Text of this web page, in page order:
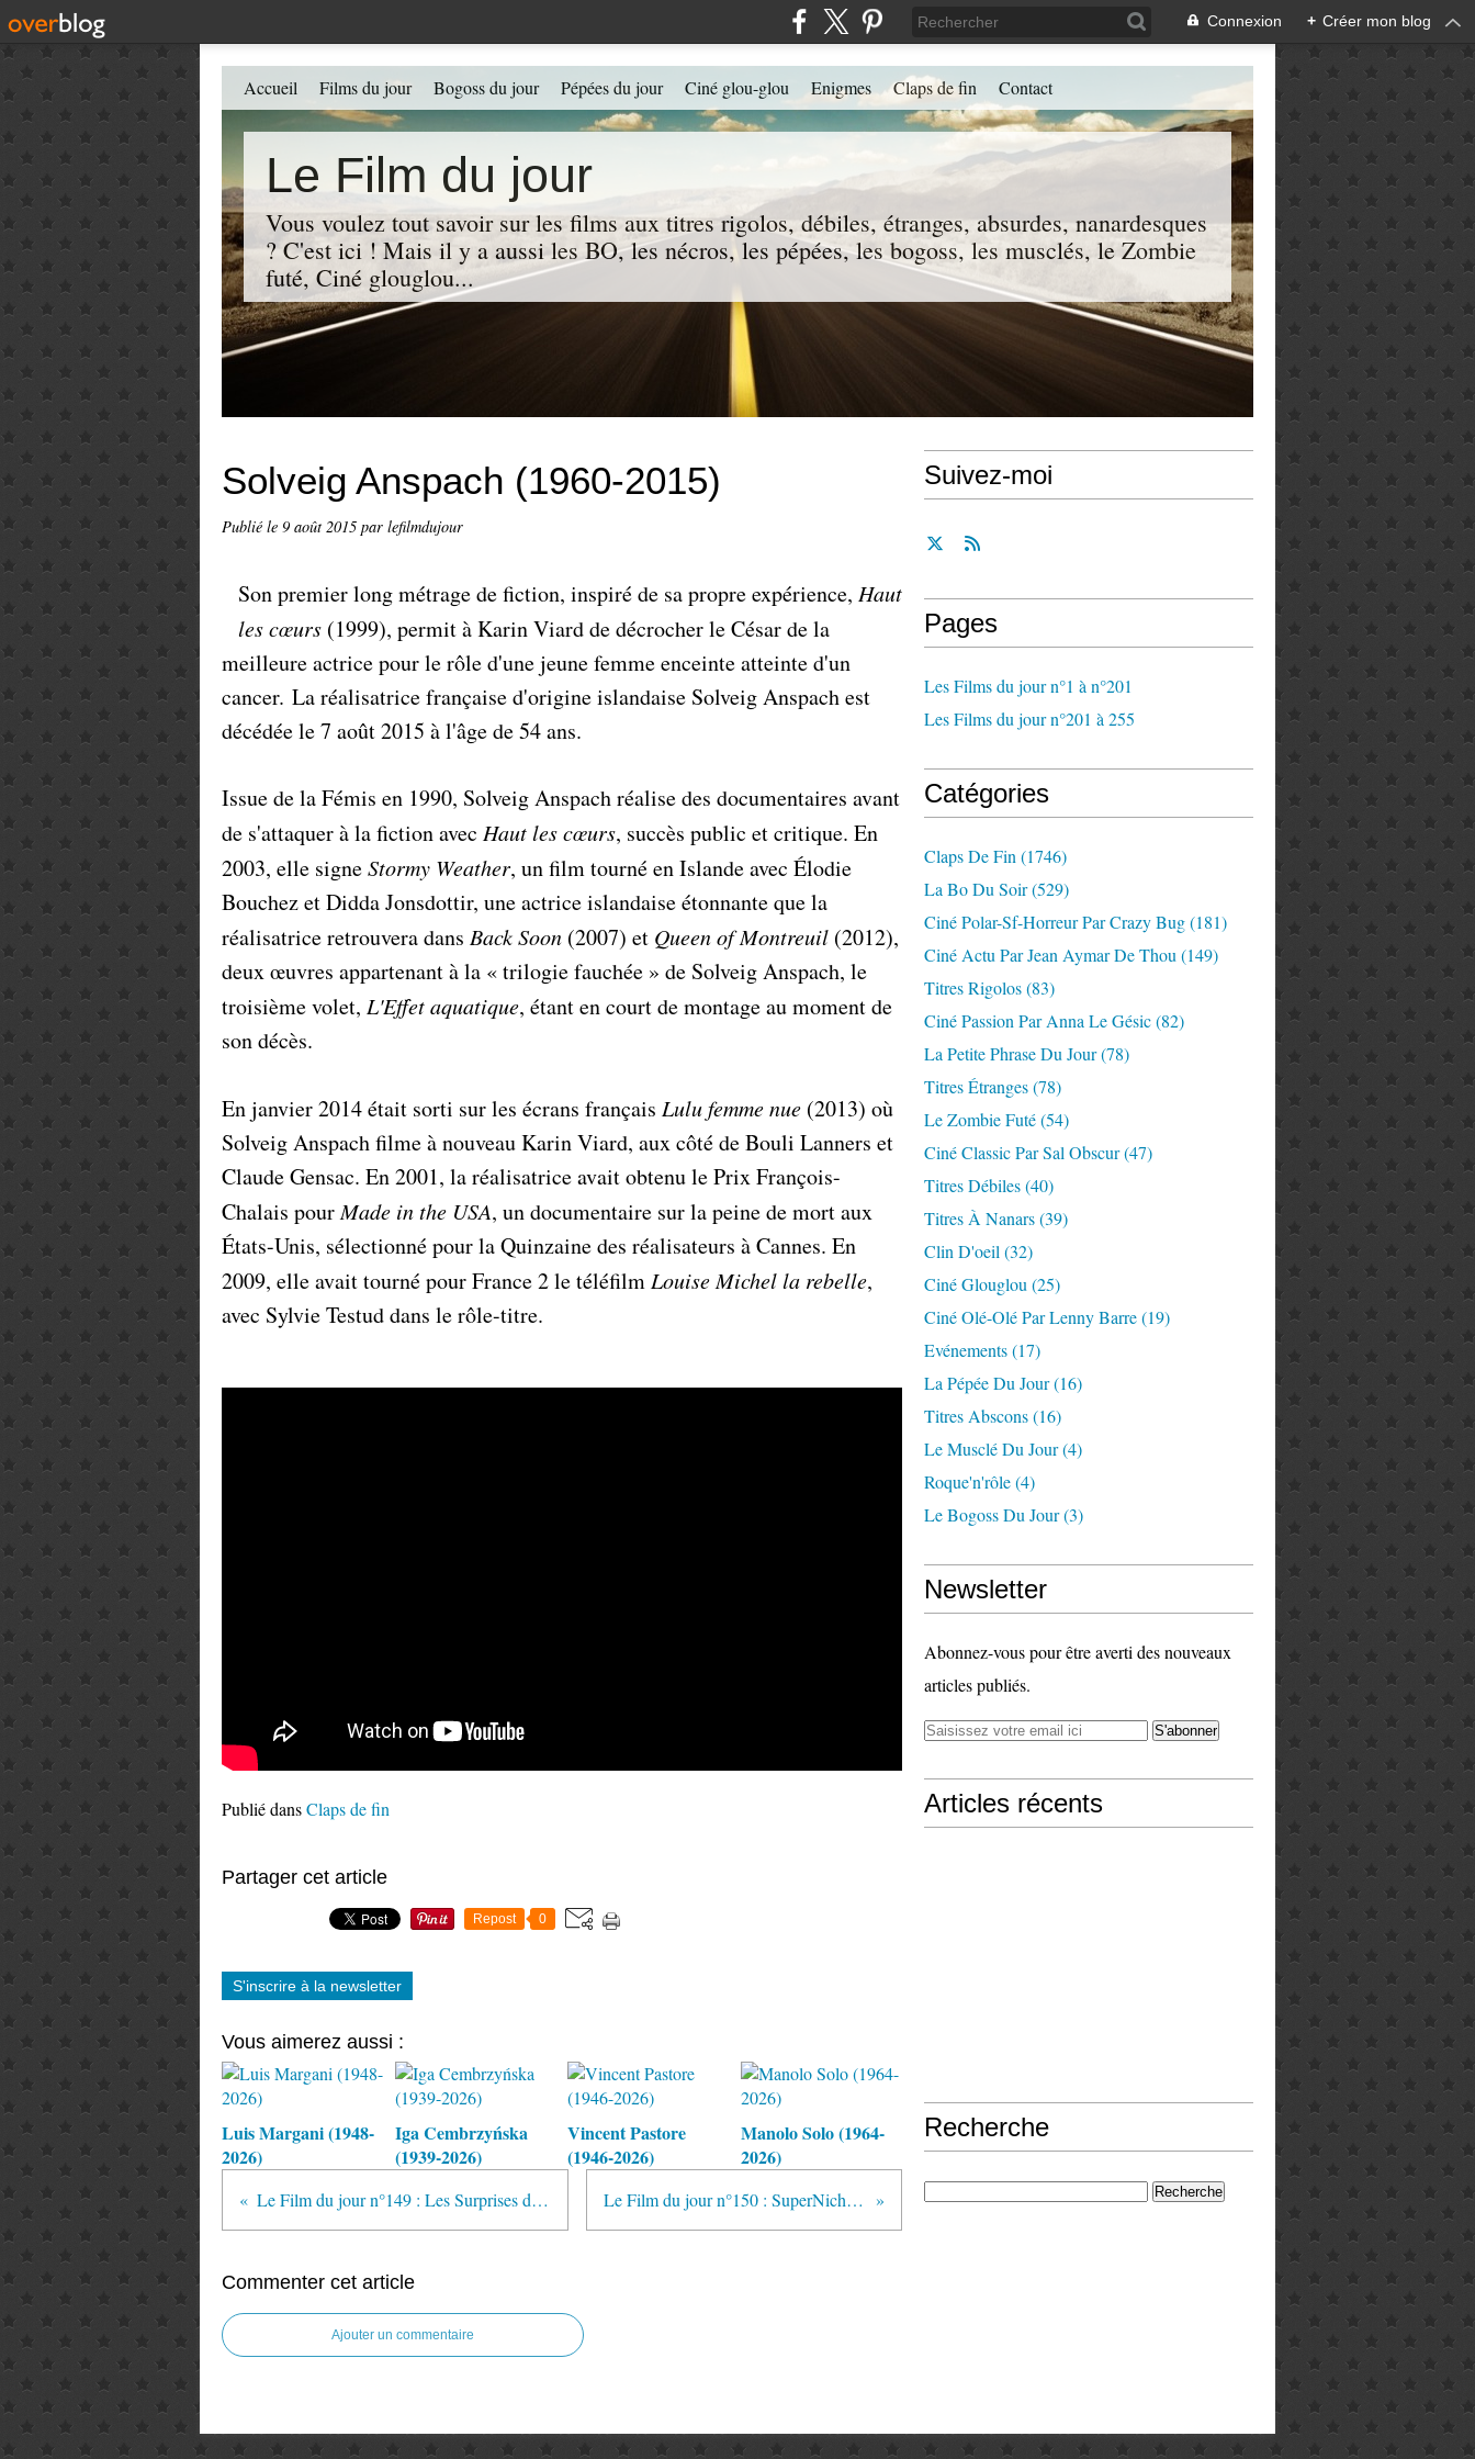
Connexion + Créer mon blog
Le Film du jour
Vous voulez tout savoir sur les films aux titres rigolos, débiles, étranges, absurdes, nanardesques
? C'est ici ! Mais il y a aussi les BO, les nécros, les pépées, les bogoss, les musclés, le Zombie
futé, Ciné glouglou...
Accueil Films du jour Bogoss du jour Pépées du jour Ciné glou-glou Enigmes Claps de fin Contact
Solveig Anspach (1960-2015)
Publié le 9 août 2015 par lefilmdujour
Son premier long métrage de fiction, inspiré de sa propre expérience, Haut
les cœurs (1999), permit à Karin Viard de décrocher le César de la
meilleure actrice pour le rôle d'une jeune femme enceinte atteinte d'un
cancer. La réalisatrice française d'origine islandaise Solveig Anspach est
décédée le 7 août 2015 à l'âge de 54 ans.
Issue de la Fémis en 1990, Solveig Anspach réalise des documentaires avant
de s'attaquer à la fiction avec Haut les cœurs, succès public et critique. En
2003, elle signeStormy Weather, un film tourné en Islande avec Élodie
Bouchez et Didda Jonsdottir, une actrice islandaise étonnante que la
réalisatrice retrouvera dans Back Soon (2007) et Queen of Montreuil (2012),
deux œuvres appartenant à la « trilogie fauchée » de Solveig Anspach, le
troisième volet, L'Effet aquatique, étant en court de montage au moment de
son décès.
En janvier 2014 était sorti sur les écrans français Lulu femme nue (2013) où
Solveig Anspach filme à nouveau Karin Viard, aux côté de Bouli Lanners et
Claude Gensac. En 2001, la réalisatrice avait obtenu le Prix François-
Chalais pourMade in the USA, un documentaire sur la peine de mort aux
États-Unis, sélectionné pour la Quinzaine des réalisateurs à Cannes. En
2009, elle avait tourné pour France 2 le téléfilm Louise Michel la rebelle,
avec Sylvie Testud dans le rôle-titre.
Publié dansClaps de fin
Partager cet article
Repost 0
S'inscrire à la newsletter
Vous aimerez aussi :
Luis Margani (1948-
2026)
Iga Cembrzyńska
(1939-2026)
Vincent Pastore
(1946-2026)
Manolo Solo (1964-
2026)
Le Film du jour n°149 : Les Surprises d'une nuit de noces Le Film du jour n°150 : SuperNichons contre mafia
Commenter cet article
Ajouter un commentaire
Suivez-moi
Pages
Les Films du jour n°1 à n°201
Les Films du jour n°201 à 255
Catégories
Claps De Fin (1746)
La Bo Du Soir(529)
Ciné Polar-Sf-Horreur Par Crazy Bug(181)
Ciné Actu Par Jean Aymar De Thou (149)
Titres Rigolos(83)
Ciné Passion Par Anna Le Gésic(82)
La Petite Phrase Du Jour(78)
Titres Étranges(78)
Le Zombie Futé(54)
Ciné Classic Par Sal Obscur(47)
Titres Débiles(40)
Titres À Nanars(39)
Clin D'oeil (32)
Ciné Glouglou (25)
Ciné Olé-Olé Par Lenny Barre(19)
Evénements(17)
La Pépée Du Jour(16)
Titres Abscons(16)
Le Musclé Du Jour(4)
Roque'n'rôle(4)
Le Bogoss Du Jour(3)
Newsletter
Abonnez-vous pour être averti des nouveaux
articles publiés.
Articles récents
Recherche